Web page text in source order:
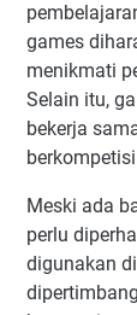
games
menikmati
Selain itu,
bekerja
Meski ada
perlu
digunakan